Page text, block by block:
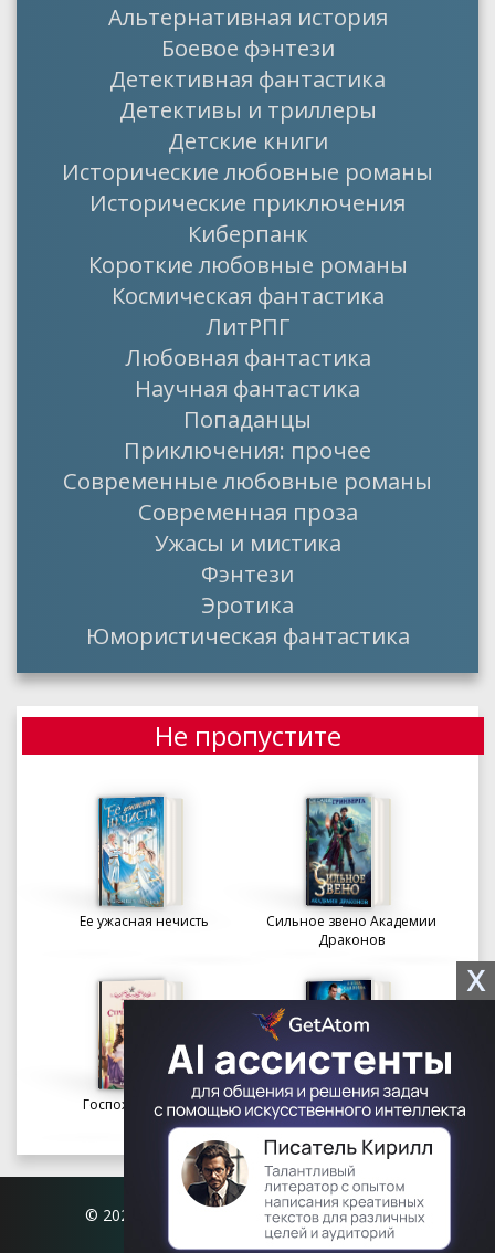
Альтернативная история
Боевое фэнтези
Детективная фантастика
Детективы и триллеры
Детские книги
Исторические любовные романы
Исторические приключения
Киберпанк
Короткие любовные романы
Космическая фантастика
ЛитРПГ
Любовная фантастика
Научная фантастика
Попаданцы
Приключения: прочее
Современные любовные романы
Современная проза
Ужасы и мистика
Фэнтези
Эротика
Юмористическая фантастика
Не пропустите
Ее ужасная нечисть
Сильное звено Академии
Драконов
Госпожа портниха
Осколки вечности в
Академии Судьбы
© 2026 Книгофил.орг | contact@knigofil.org
X